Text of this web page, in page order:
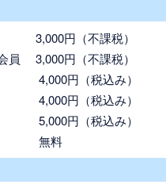
3,000円（不課税）
員 3,000円（不課税）
4,000円（税込み）
4,000円（税込み）
税込み）
料